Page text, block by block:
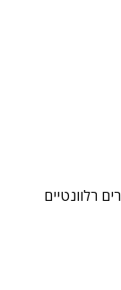
רלוונטיים